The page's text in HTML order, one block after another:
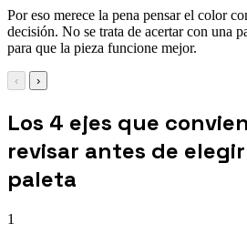
Por eso merece la pena pensar el color
decisión. No se trata de acertar con una
para que la pieza funcione mejor.
‹ ›
Los 4 ejes que
revisar antes de
paleta
1